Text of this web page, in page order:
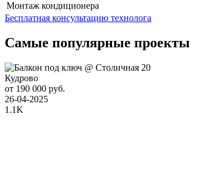
Монтаж кондиционера
Бесплатная консультацию технолога
Самые популярные проекты
Кудрово
от 190 000 руб.
26-04-2025
1.1K